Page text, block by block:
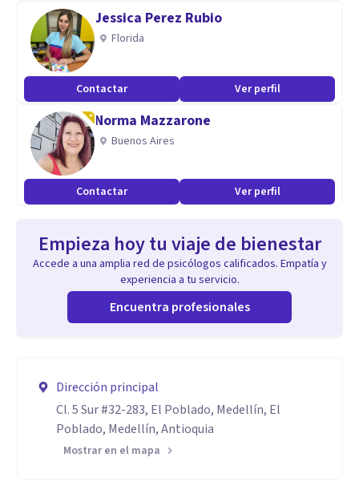
Jessica Perez Rubio
Florida
Contactar Ver perfil
Norma Mazzarone
Buenos Aires
Contactar Ver perfil
Empieza hoy tu viaje de bienestar
Accede a una amplia red de psicólogos calificados. Empatía y
experiencia a tu servicio.
Encuentra profesionales
Dirección principal
Cl. 5 Sur #32-283, El Poblado, Medellín, El
Poblado, Medellín, Antioquia
Mostrar en el mapa